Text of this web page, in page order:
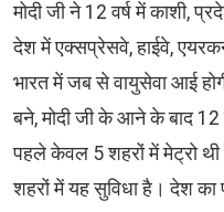
मोदी जी ने 12 वर्ष में काशी,
देश में एक्सप्रेसवे, हाईवे,
भारत में जब से वायुसेवा आई
बने, मोदी जी के आने के बाद 12
पहले केवल 5 शहरों में मेट्रो
शहरों में यह सुविधा है। देश का